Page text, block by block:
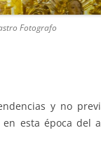
Fotografo
y no
esta época del